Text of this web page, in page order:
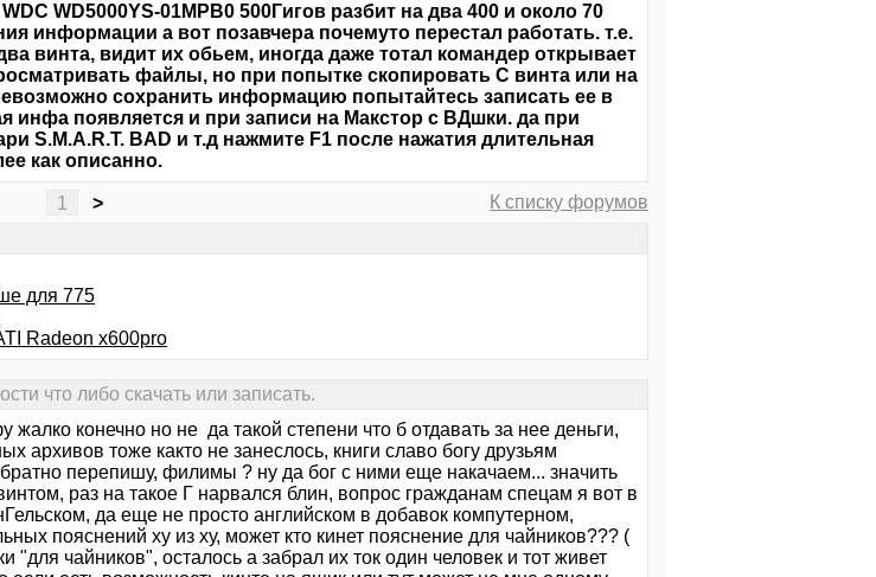
WD5000YS-01MPB0 500Гигов разбит на два 400 и около 70
информации а вот позавчера почемуто перестал работать. т.е.
винта, видит их обьем, иногда даже тотал командер открывает
файлы, но при попытке скопировать С винта или на
сохранить информацию попытайтесь записать ее в
инфа появляется и при записи на Макстор с ВДшки. да при
S.M.A.R.T. BAD и т.д нажмите F1 после нажатия длительная
как описанно.
1 >
К списку форумов
для 775
Radeon x600pro
что либо скачать или записать.
конечно но не да такой степени что б отдавать за нее деньги,
архивов тоже както не занеслось, книги славо богу друзьям
перепишу, филимы ? ну да бог с ними еще накачаем... значить
раз на такое Г нарвался блин, вопрос гражданам спецам я вот в
да еще не просто английском в добавок компутерном,
пояснений ху из ху, может кто кинет пояснение для чайников??? (
чайников", осталось а забрал их ток один человек и тот живет